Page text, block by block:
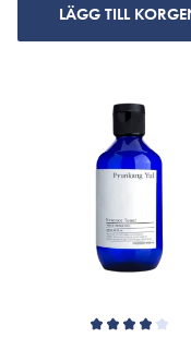
LÄGG TILL